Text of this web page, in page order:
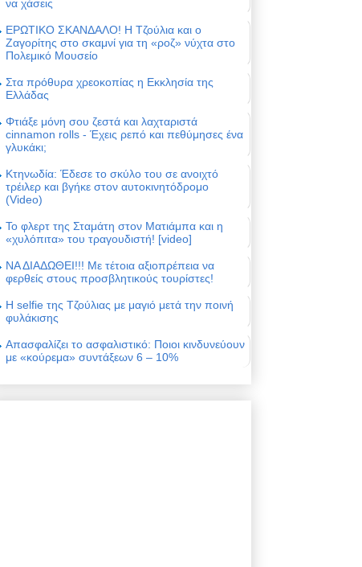
να χάσεις
ΕΡΩΤΙΚΟ ΣΚΑΝΔΑΛΟ! Η Τζούλια και ο
Ζαγορίτης στο σκαμνί για τη «ροζ» νύχτα στο
Πολεμικό Μουσείο
Στα πρόθυρα χρεοκοπίας η Εκκλησία της
Ελλάδας
Φτιάξε μόνη σου ζεστά και λαχταριστά
cinnamon rolls - Έχεις ρεπό και πεθύμησες ένα
γλυκάκι;
Κτηνωδία: Έδεσε το σκύλο του σε ανοιχτό
τρέιλερ και βγήκε στον αυτοκινητόδρομο
(Video)
Το φλερτ της Σταμάτη στον Ματιάμπα και η
«χυλόπιτα» του τραγουδιστή! [video]
ΝΑ ΔΙΑΔΩΘΕΙ!!! Με τέτοια αξιοπρέπεια να
φερθείς στους προσβλητικούς τουρίστες!
Η selfie της Τζούλιας με μαγιό μετά την ποινή
φυλάκισης
Απασφαλίζει το ασφαλιστικό: Ποιοι κινδυνεύουν
με «κούρεμα» συντάξεων 6 – 10%